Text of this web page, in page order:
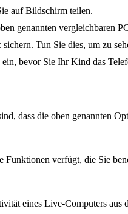
auf Bildschirm teilen.
genannten vergleichbaren
Tun Sie dies, um zu
bevor Sie Ihr Kind das
dass die oben genannten
Funktionen verfügt, die Sie
eines Live-Computers aus